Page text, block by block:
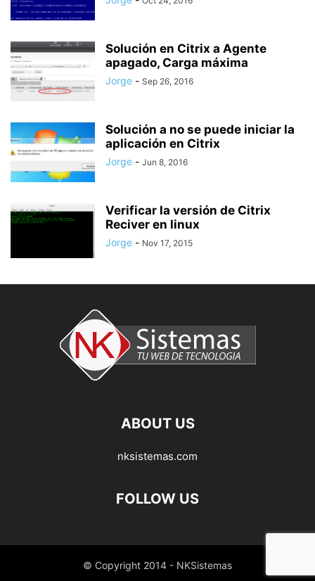
Solución en Citrix a Agente
apagado, Carga máxima
Jorge - Sep 26, 2016
Solución a no se puede iniciar la
aplicación en Citrix
Jorge - Jun 8, 2016
Verificar la versión de Citrix
Reciver en linux
Jorge - Nov 17, 2015
ABOUT US
nksistemas.com
FOLLOW US
© Copyright 2014 - NKSistemas